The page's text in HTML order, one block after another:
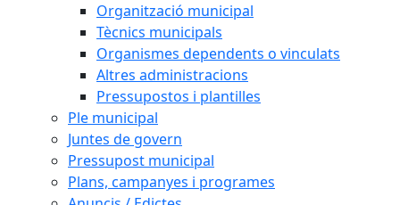
Organització municipal
Tècnics municipals
Organismes dependents o vinculats
Altres administracions
Pressupostos i plantilles
Ple municipal
Juntes de govern
Pressupost municipal
Plans, campanyes i programes